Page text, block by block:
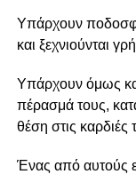
Υπάρχουν
και ξεχνιούνται
Υπάρχουν όμως
πέρασμά τους,
θέση στις καρδιές
Ένας από αυτούς